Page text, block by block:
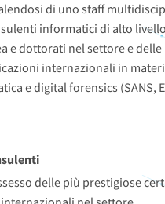
di uno staff
informatici di alto
e dottorati nel settore e delle
internazionali in
e digital forensics (SANS,
delle più prestigiose